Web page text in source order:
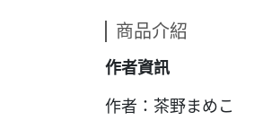
商品介紹
作者資訊
作者：茶野まめこ